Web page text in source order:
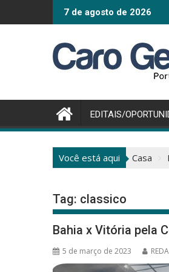
para
7 de agosto de 2026
EDITAIS/
Você está aqui Casa
Tag: classico
Bahia x Vitória pela
5 de março de 2023